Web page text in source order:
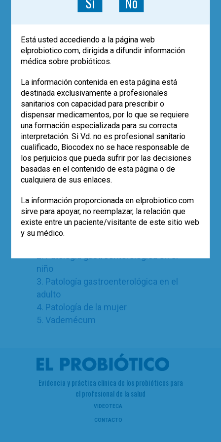
Gregorio Marañón. Madrid
Martínez Gómez, Mª José
Servicio de Gastroenterología
Hospital Infantil Universitario Niño
Jesús. Madrid
Albertos Rubio, Sonia
Servicio de Aparato Digestivo
Fundación Jiménez Díaz. Madrid
Galicia de Pedro, Ignacio
Farmacólogo Clínico
Coordinador Ensayos Clínicos
Hospital Universitario La Paz. Madrid
Contenido:
2. Patología gastroenterológica en el
niño
3. Patología gastroenterológica en el
adulto
4. Patología de la mujer
5. Vademécum
Evidencia y práctica clínica de los probióticos para
el profesional de la salud
VIDEOTECA
CONTACTO
Está usted accediendo a la página web
elprobiotico.com, dirigida a difundir información
médica sobre probióticos.
La información contenida en esta página está
destinada exclusivamente a profesionales
sanitarios con capacidad para prescribir o
dispensar medicamentos, por lo que se requiere
una formación especializada para su correcta
interpretación. Si Vd. no es profesional sanitario
cualificado, Biocodex no se hace responsable de
los perjuicios que pueda sufrir por las decisiones
basadas en el contenido de esta página o de
cualquiera de sus enlaces.
La información proporcionada en elprobiotico.com
sirve para apoyar, no reemplazar, la relación que
existe entre un paciente/visitante de este sitio web
y su médico.